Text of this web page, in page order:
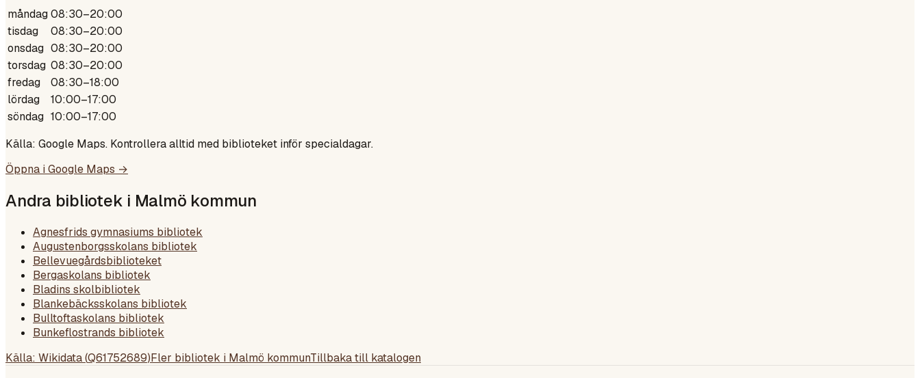
måndag08:30–20:00
tisdag
08:30–20:00
onsdag 08:30–20:00
torsdag 08:30–20:00
fredag
08:30–18:00
lördag
10:00–17:00
söndag 10:00–17:00
Källa: Google Maps. Kontrollera alltid med biblioteket inför specialdagar.
Öppna i Google Maps →
Andra bibliotek i Malmö kommun
Agnesfrids gymnasiums bibliotek
Augustenborgsskolans bibliotek
Bellevuegårdsbiblioteket
Bergaskolans bibliotek
Bladins skolbibliotek
Blankebäcksskolans bibliotek
Bulltoftaskolans bibliotek
Bunkeflostrands bibliotek
Källa: Wikidata (Q61752689)Fler bibliotek i Malmö kommunTillbaka till katalogen